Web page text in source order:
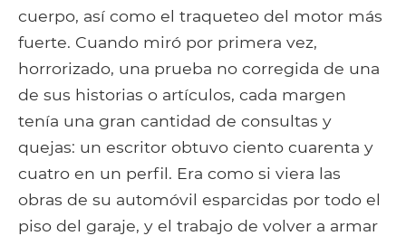
cuerpo, así como el traqueteo del motor más
fuerte. Cuando miró por primera vez,
horrorizado, una prueba no corregida de una
de sus historias o artículos, cada margen
tenía una gran cantidad de consultas y
quejas: un escritor obtuvo ciento cuarenta y
cuatro en un perfil. Era como si viera las
obras de su automóvil esparcidas por todo el
piso del garaje, y el trabajo de volver a armar